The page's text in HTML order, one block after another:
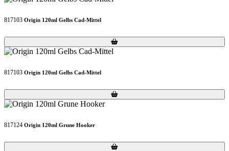
817103 Origin 120ml Gelbs Cad-Mittel
Loading...
Loading...
817103 Origin 120ml Gelbs Cad-Mittel
Loading...
Loading...
817124 Origin 120ml Grune Hooker
Loading...
Loading...